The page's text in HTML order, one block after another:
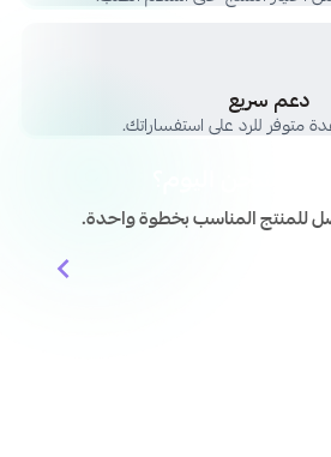
دعم سريع
متوفر للرد على استفساراتك.
للمنتج المناسب بخطوة واحدة.